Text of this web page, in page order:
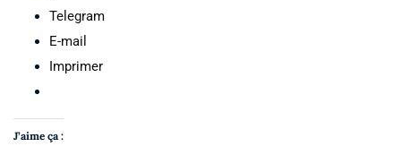
Telegram
E-mail
Imprimer
J’aime ça :